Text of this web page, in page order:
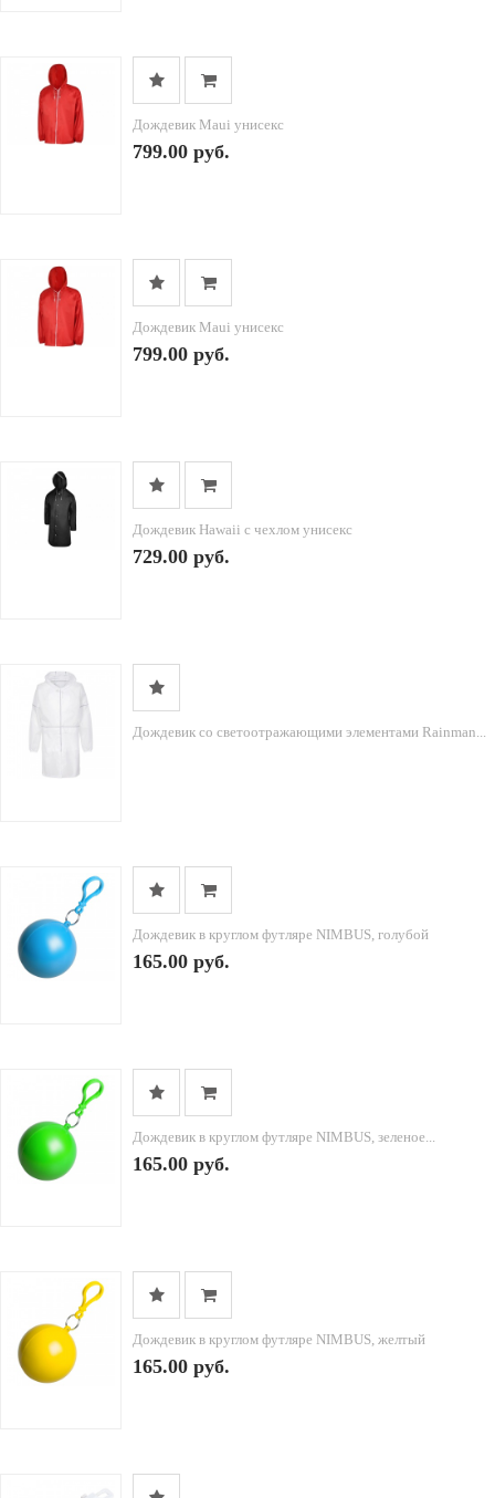
Дождевик Maui унисекс
799.00 руб.
Дождевик Maui унисекс
799.00 руб.
Дождевик Hawaii c чехлом унисекс
729.00 руб.
Дождевик со светоотражающими элементами Rainman...
Дождевик в круглом футляре NIMBUS, голубой
165.00 руб.
Дождевик в круглом футляре NIMBUS, зеленое...
165.00 руб.
Дождевик в круглом футляре NIMBUS, желтый
165.00 руб.